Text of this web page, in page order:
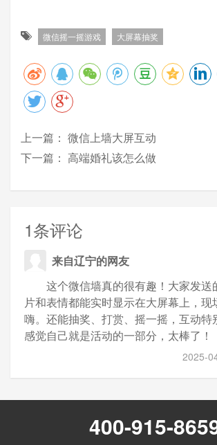
微信摇一摇游戏 大屏幕抽奖
上一篇： 微信上墙大屏互动
下一篇： 高端婚礼该怎么做
1条评论
来自辽宁的网友
这个微信墙真的很有趣！大家发送
片和表情都能实时显示在大屏幕上，现
嗨。还能抽奖、打赏、摇一摇，互动特
感觉自己就是活动的一部分，太棒了！
2025-
400-915-